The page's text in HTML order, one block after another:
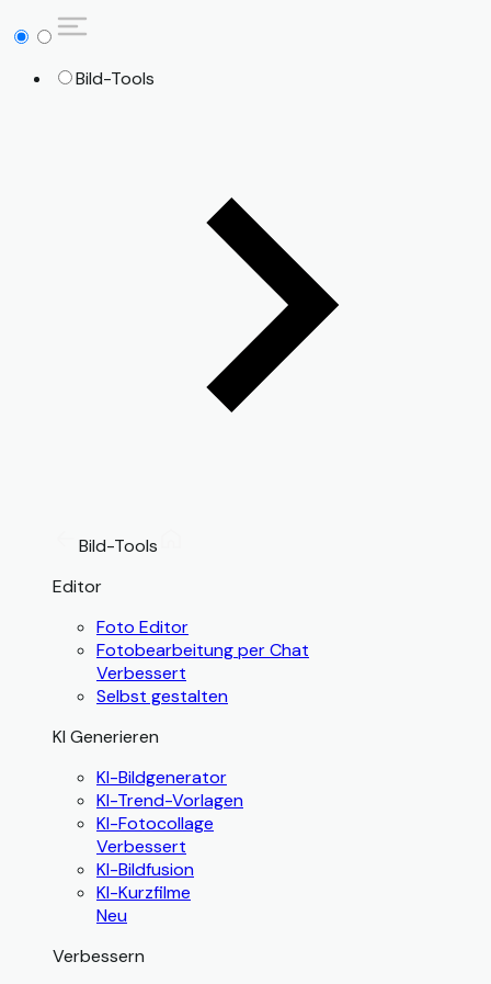
Bild-Tools
Bild-Tools
Editor
Foto Editor
Fotobearbeitung per Chat
Verbessert
Selbst gestalten
KI Generieren
KI-Bildgenerator
KI-Trend-Vorlagen
KI-Fotocollage
Verbessert
KI-Bildfusion
KI-Kurzfilme
Neu
Verbessern